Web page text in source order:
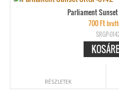
Parliament Sunset
700Ft
SRGP-
RÉSZLETEK